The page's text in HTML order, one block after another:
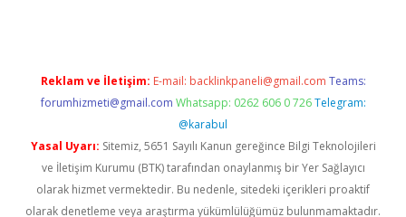
Reklam ve İletişim: E-mail: backlinkpaneli@gmail.com Teams:
forumhizmeti@gmail.com Whatsapp: 0262 606 0 726 Telegram:
@karabul
Yasal Uyarı: Sitemiz, 5651 Sayılı Kanun gereğince Bilgi Teknolojileri
ve İletişim Kurumu (BTK) tarafından onaylanmış bir Yer Sağlayıcı
olarak hizmet vermektedir. Bu nedenle, sitedeki içerikleri proaktif
olarak denetleme veya araştırma yükümlülüğümüz bulunmamaktadır.